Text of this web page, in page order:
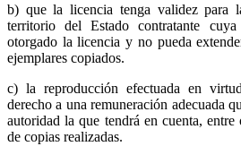
b) que la licencia tenga validez para
territorio del Estado contratante
otorgado la licencia y no pueda
ejemplares copiados.
c) la reproducción efectuada en
derecho a una remuneración adecuada
autoridad la que tendrá en cuenta,
de copias realizadas.